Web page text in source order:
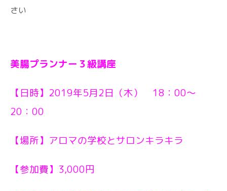
さい
美腸プランナー３級講座
【日時】2019年5月2日（木） 18：00〜
20：00
【場所】アロマの学校とサロンキラキラ
【参加費】3,000円